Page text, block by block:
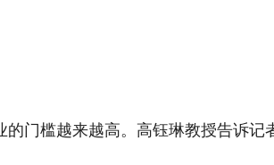
门槛越来越高。高钰琳教授告诉记